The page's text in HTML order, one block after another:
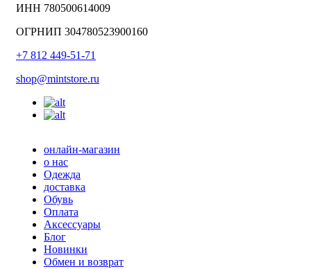
ИНН 780500614009
ОГРНИП 304780523900160
+7 812 449-51-71
shop@mintstore.ru
онлайн-магазин
о нас
Одежда
доставка
Обувь
Оплата
Аксессуары
Блог
Новинки
Обмен и возврат